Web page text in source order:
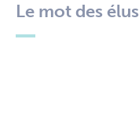
Le mot des élus